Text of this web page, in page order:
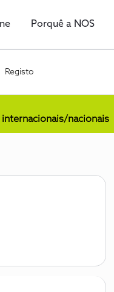
Porquê a NOS
Registo
nacionais